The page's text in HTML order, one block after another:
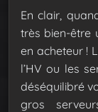
En clair,
très bien-être
en acheteur !
l’HV ou les
déséquilibré
gros